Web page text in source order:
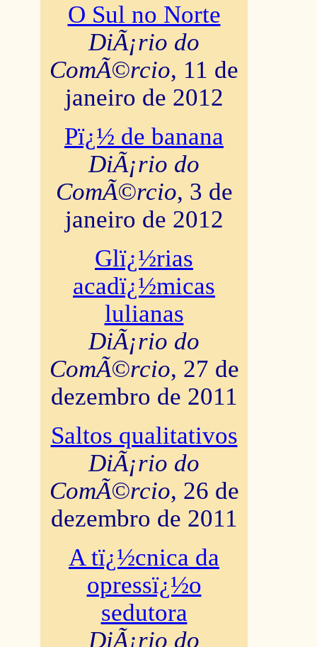
O Sul no Norte
DiÃ¡rio do
ComÃ©rcio, 11 de
janeiro de 2012
Pï¿½ de banana
DiÃ¡rio do
ComÃ©rcio, 3 de
janeiro de 2012
Glï¿½rias
acadï¿½micas
lulianas
DiÃ¡rio do
ComÃ©rcio, 27 de
dezembro de 2011
Saltos qualitativos
DiÃ¡rio do
ComÃ©rcio, 26 de
dezembro de 2011
A tï¿½cnica da
opressï¿½o
sedutora
DiÃ¡rio do